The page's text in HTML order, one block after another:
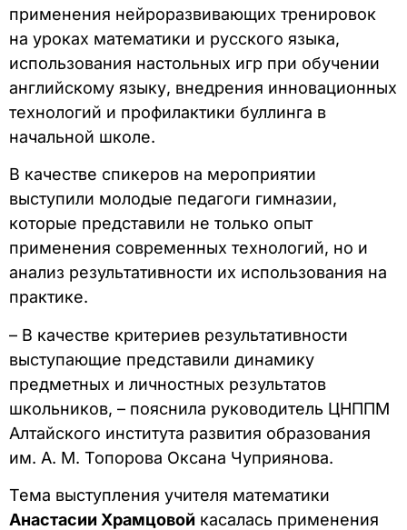
применения нейроразвивающих тренировок
на уроках математики и русского языка,
использования настольных игр при обучении
английскому языку, внедрения инновационных
технологий и профилактики буллинга в
начальной школе.
В качестве спикеров на мероприятии
выступили молодые педагоги гимназии,
которые представили не только опыт
применения современных технологий, но и
анализ результативности их использования на
практике.
– В качестве критериев результативности
выступающие представили динамику
предметных и личностных результатов
школьников, – пояснила руководитель ЦНППМ
Алтайского института развития образования
им. А. М. Топорова Оксана Чуприянова.
Тема выступления учителя математики
Анастасии Храмцовой касалась применения